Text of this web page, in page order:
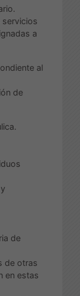
servicios
a
al
de
de
de otras
en estas